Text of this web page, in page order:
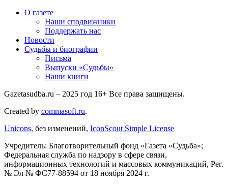
О газете
Наши сподвижники
Поддержать нас
Новости
Судьбы и биографии
Письма
Выпуски «Судьбы»
Наши книги
Gazetasudba.ru – 2025 год 16+ Все права защищены.
Created by commasoft.ru.
Unicons, без изменений, IconScout Simple License
Учредитель: Благотворительный фонд «Газета «Судьба»;
Федеральная служба по надзору в сфере связи,
информационных технологий и массовых коммуникаций, Рег.
№ Эл № ФС77-88594 от 18 ноября 2024 г.